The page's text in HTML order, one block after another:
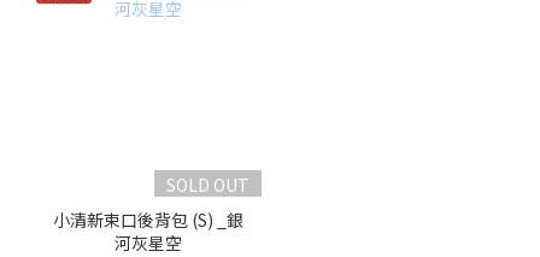
SOLD OUT
小清新束口後背包 (S) _銀
河灰星空